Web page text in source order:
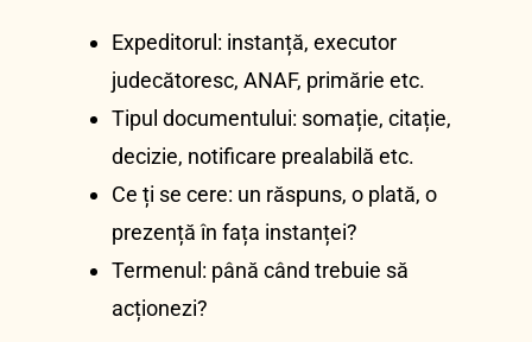
Expeditorul: instanță, executor
judecătoresc, ANAF, primărie etc.
Tipul documentului: somație, citație,
decizie, notificare prealabilă etc.
Ce ți se cere: un răspuns, o plată, o
prezență în fața instanței?
Termenul: până când trebuie să
acționezi?